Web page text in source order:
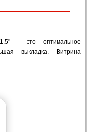
- это оптимальное
выкладка. Витрина